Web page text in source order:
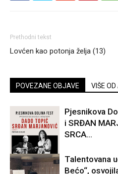
Prethodni tekst
Lovćen kao potonja želja (13)
POVEZANE OBJAVE VIŠE
Kultura
Pjesnikova
i SRĐAN
SRCA...
Talentovana
Bećo“,